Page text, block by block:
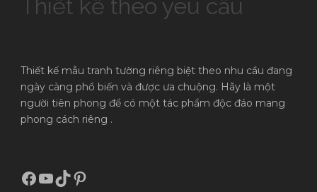
Thiết kế theo yêu cầu
Thiết kế mẫu tranh tường riêng biệt theo nhu cầu đang
ngày càng phổ biến và được ưa chuộng. Hãy là một
người tiên phong để có một tác phẩm độc đáo mang
phong cách riêng .
Facebook
Youtube
TikTok
Pinterest